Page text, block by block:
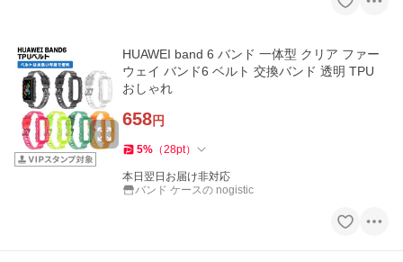
HUAWEI band 6 バンド 一体型 クリア ファー
ウェイ バンド6 ベルト 交換バンド 透明 TPU
おしゃれ
658円
5% （28pt）
本日翌日お届け非対応
バンド ケースの nogistic